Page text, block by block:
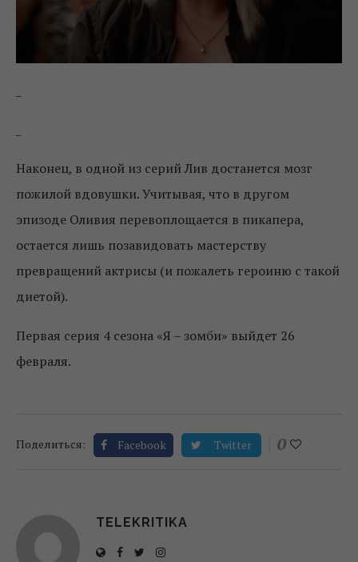
Наконец, в одной из серий Лив достанется мозг
пожилой вдовушки. Учитывая, что в другом
эпизоде Оливия перевоплощается в пикапера,
остается лишь позавидовать мастерству
превращений актрисы (и пожалеть героиню с такой
диетой).
Первая серия 4 сезона «Я – зомби» выйдет 26
февраля.
Поделиться: Facebook Twitter 0
TELEKRITIKA